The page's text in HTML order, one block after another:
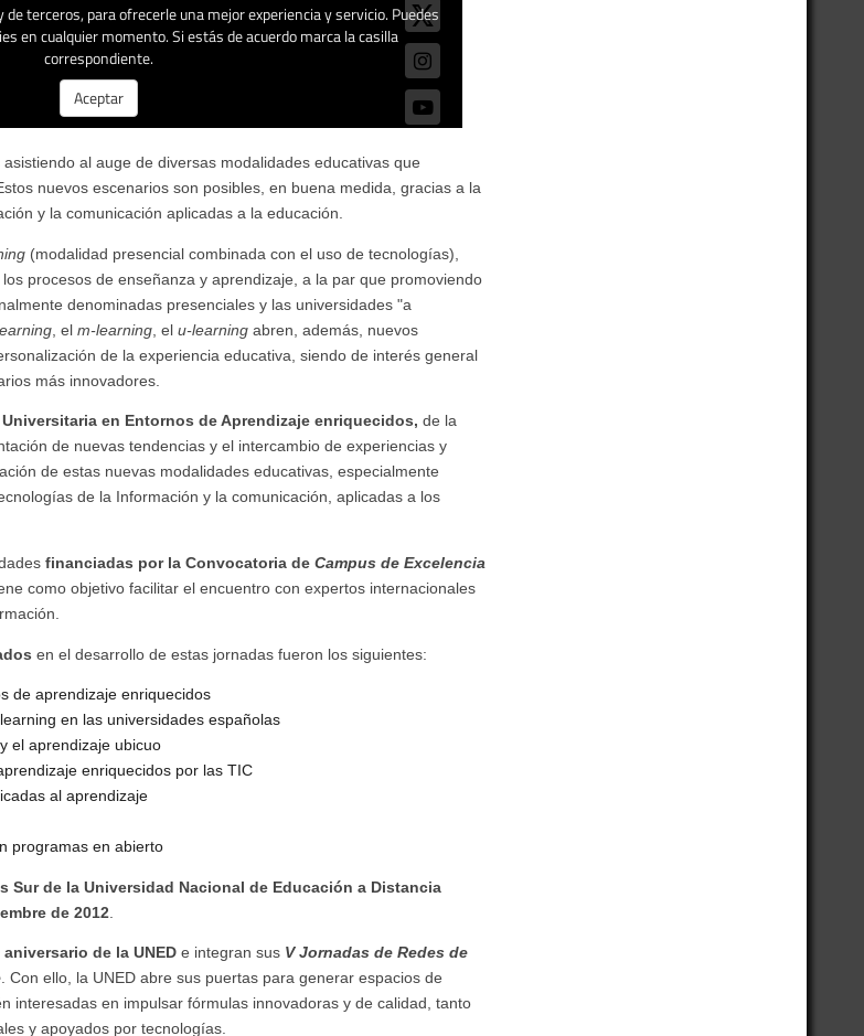
al auge de diversas modalidades educativas que
nuevos escenarios son posibles, en buena medida, gracias a la
y la comunicación aplicadas a la educación.
(modalidad presencial combinada con el uso de tecnologías),
procesos de enseñanza y aprendizaje, a la par que promoviendo
denominadas presenciales y las universidades "a
, el m-learning , el u-learning abren, además, nuevos
de la experiencia educativa, siendo de interés general
más innovadores.
en Entornos de Aprendizaje enriquecidos, de la
de nuevas tendencias y el intercambio de experiencias y
de estas nuevas modalidades educativas, especialmente
de la Información y la comunicación, aplicadas a los
financiadas por la Convocatoria de Campus de Excelencia
como objetivo facilitar el encuentro con expertos internacionales
en el desarrollo de estas jornadas fueron los siguientes:
de aprendizaje enriquecidos
en las universidades españolas
el aprendizaje ubicuo
enriquecidos por las TIC
al aprendizaje
programas en abierto
Sur de la Universidad Nacional de Educación a Distancia
de 2012
aniversario de la UNED e integran sus V Jornadas de Redes de
. Con ello, la UNED abre sus puertas para generar espacios de
interesadas en impulsar fórmulas innovadoras y de calidad, tanto
y apoyados por tecnologías.